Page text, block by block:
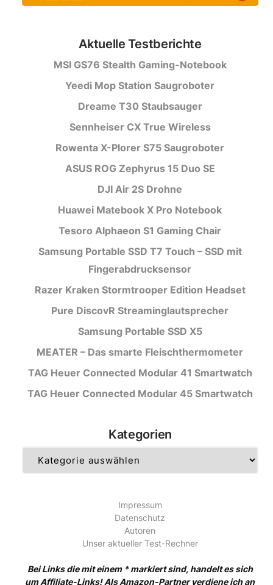
Aktuelle Testberichte
MSI GS76 Stealth Gaming-Notebook
Yeedi Mop Station Saugroboter
Dreame T30 Staubsauger
Sennheiser CX True Wireless
Rowenta X-Plorer S75 Saugroboter
ASUS ROG Zephyrus 15 Duo SE
DJI Air 2S Drohne
Huawei Matebook X Pro Notebook
Tesoro Alphaeon S1 Gaming Chair
Samsung Portable SSD T7 Touch – SSD mit
Fingerabdrucksensor
Razer Kraken Stormtrooper Edition Headset
Pure DiscovR Streaminglautsprecher
Samsung Portable SSD X5
MEATER – Das smarte Fleischthermometer
TAG Heuer Connected Modular 41 Smartwatch
TAG Heuer Connected Modular 45 Smartwatch
Kategorien
Impressum
Datenschutz
Autoren
Unser aktueller Test-Rechner
Bei Links die mit einem * markiert sind, handelt es sich
um Affiliate-Links! Als Amazon-Partner verdiene ich an